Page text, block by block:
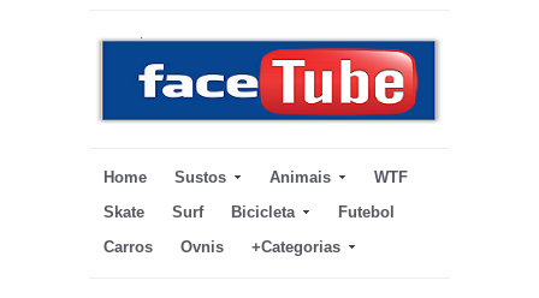
Home Sustos Animais
WTF
Skate
Surf Bicicleta
Futebol
Carros
Ovnis +Categorias